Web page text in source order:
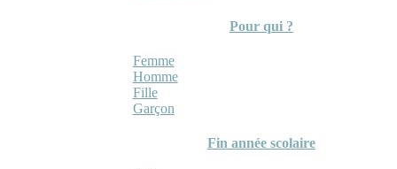
Pour qui ?
Femme
Homme
Fille
Garçon
Fin année scolaire